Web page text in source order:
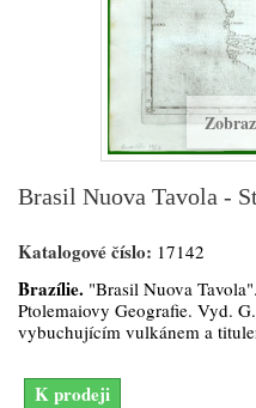
Brasil Nuova Tavola -
Katalogové číslo: 17142
Brazílie. "Brasil Nuova
Ptolemaiovy Geografie. Vyd.
vybuchujícím vulkánem a
K prodeji